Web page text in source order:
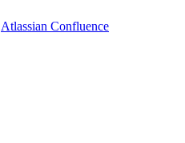
Atlassian Confluence